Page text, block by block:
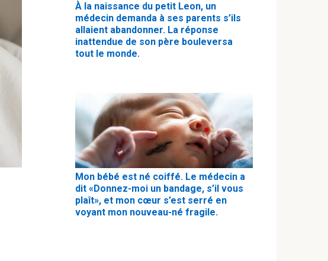
À la naissance du petit Leon, un
médecin demanda à ses parents s’ils
allaient abandonner. La réponse
inattendue de son père bouleversa
tout le monde.
Mon bébé est né coiffé. Le médecin a
dit «Donnez-moi un bandage, s’il vous
plaît», et mon cœur s’est serré en
voyant mon nouveau-né fragile.